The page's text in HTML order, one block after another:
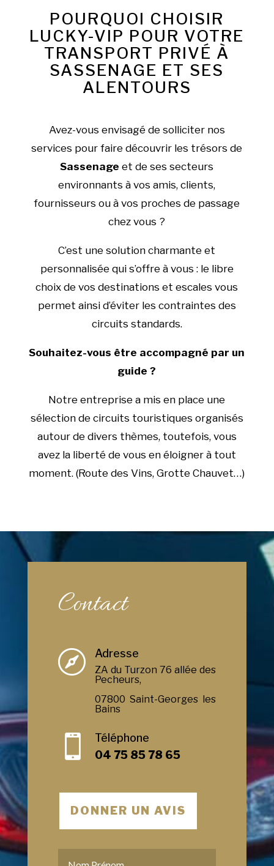
POURQUOI CHOISIR
LUCKY-VIP POUR VOTRE
TRANSPORT PRIVÉ À
SASSENAGE ET SES
ALENTOURS
Avez-vous envisagé de solliciter nos
services pour faire découvrir les trésors de
Sassenage et de ses secteurs
environnants à vos amis, clients,
fournisseurs ou à vos proches de passage
chez vous ?
C’est une solution charmante et
personnalisée qui s’offre à vous : le libre
choix de vos destinations et escales vous
permet ainsi d’éviter les contraintes des
circuits standards.
Souhaitez-vous être accompagné par un
guide ?
Notre entreprise a mis en place une
sélection de circuits touristiques organisés
autour de divers thèmes, toutefois, vous
avez la liberté de vous en éloigner à tout
moment. (Route des Vins, Grotte Chauvet…)
Contact
 Adresse
ZA du Turzon 76 allée des
Pecheurs,
07800 Saint-Georges les
Bains

Téléphone
04 75 85 78 65
DONNER UN AVIS